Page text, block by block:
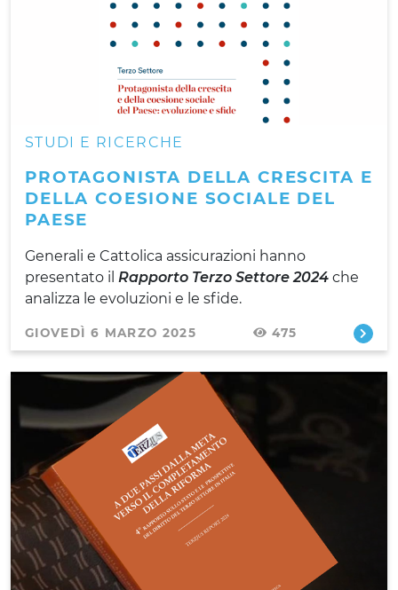
STUDI E RICERCHE
PROTAGONISTA DELLA CRESCITA E
DELLA COESIONE SOCIALE DEL
PAESE
Generali e Cattolica assicurazioni hanno
presentato il Rapporto Terzo Settore 2024 che
analizza le evoluzioni e le sfide.
GIOVEDÌ 6 MARZO 2025 475